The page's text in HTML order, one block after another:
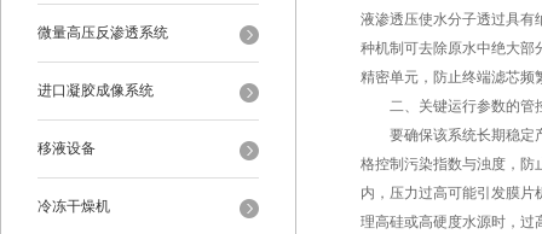
微量高压反渗透系统
进口凝胶成像系统
移液设备
冷冻干燥机
液渗透压使水分子透过具有
种机制可去除原水中绝大部
精密单元，防止终端滤芯频
二、关键运行参数的管
要确保该系统长期稳定产
格控制污染指数与浊度，防
内，压力过高可能引发膜
理高硅或高硬度水源时，过